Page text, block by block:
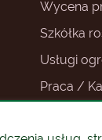
Wycena
Szkółka
Usługi
Praca /